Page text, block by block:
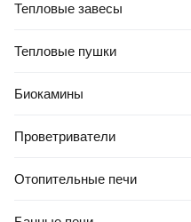
Тепловые завесы
Тепловые пушки
Биокамины
Проветриватели
Отопительные печи